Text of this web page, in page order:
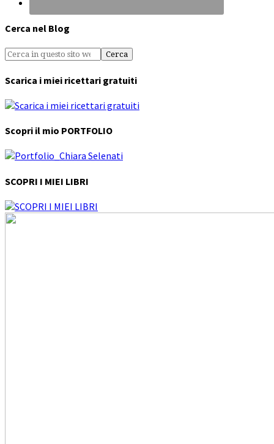
Cerca nel Blog
Scarica i miei ricettari gratuiti
Scopri il mio PORTFOLIO
SCOPRI I MIEI LIBRI